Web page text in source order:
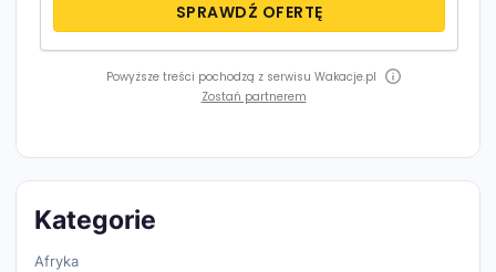
SPRAWDŹ OFERTĘ
Powyższe treści pochodzą z serwisu Wakacje.pl
Zostań partnerem
Kategorie
Afryka